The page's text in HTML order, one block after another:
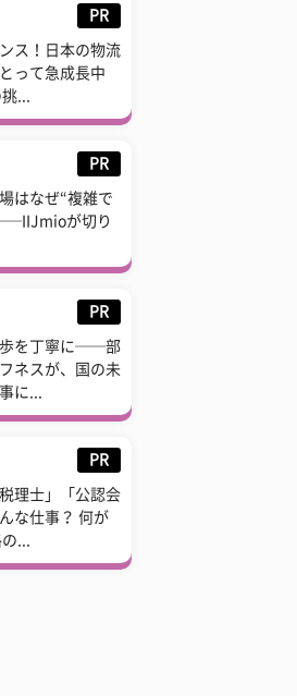
PR
ス！日本の物流
って急成長中
...
PR
はなぜ“複雑で
が切り
PR
歩を丁寧に──部
ネスが、国の未
に...
PR
理士」「公認会
な仕事？ 何が
...